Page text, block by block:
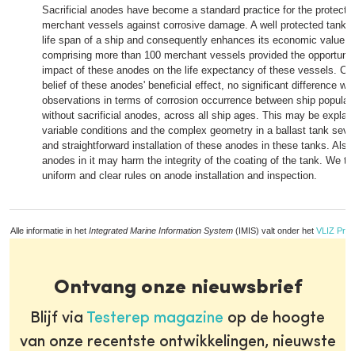
Sacrificial anodes have become a standard practice for the
merchant vessels against corrosive damage. A well protected tank
life span of a ship and consequently enhances its economic value.
comprising more than 100 merchant vessels provided the
impact of these anodes on the life expectancy of these vessels.
belief of these anodes' beneficial effect, no significant difference
observations in terms of corrosion occurrence between ship
without sacrificial anodes, across all ship ages. This may be
variable conditions and the complex geometry in a ballast tank
and straightforward installation of these anodes in these tanks.
anodes in it may harm the integrity of the coating of the tank. We
uniform and clear rules on anode installation and inspection.
Alle informatie in het Integrated Marine Information System (IMIS) valt onder het VLIZ
Ontvang onze nieuwsbrief
Blijf via Testerep magazine op de hoogte
van onze recentste ontwikkelingen, nieuwste